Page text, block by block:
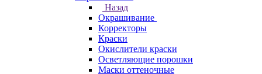
Назад
Окрашивание
Корректоры
Краски
Окислители краски
Осветляющие порошки
Маски оттеночные